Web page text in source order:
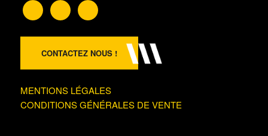
CONTACTEZ NOUS !
MENTIONS LÉGALES
CONDITIONS GÉNÉRALES DE VENTE